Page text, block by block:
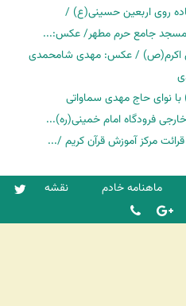
روی اربعین حسینی(ع) /
مسجد جامع حرم مطهر/ عکس:...
اکرم(ص) / عکس: مهدی شامحمدی
نوای حاج مهدی سماواتی
فرودگاه امام خمینی(ره)...
مرکز آموزش قرآن کریم /...
ماهنامه خادم نقشه